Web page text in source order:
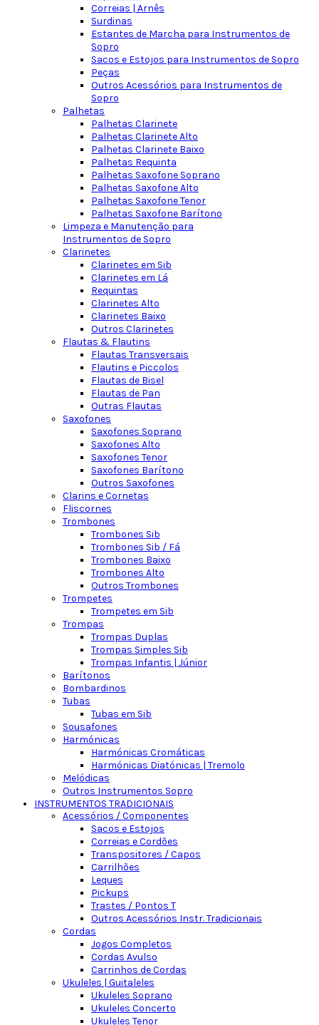
Correias | Arnês
Surdinas
Estantes de Marcha para Instrumentos de
Sopro
Sacos e Estojos para Instrumentos de Sopro
Peças
Outros Acessórios para Instrumentos de
Sopro
Palhetas
Palhetas Clarinete
Palhetas Clarinete Alto
Palhetas Clarinete Baixo
Palhetas Requinta
Palhetas Saxofone Soprano
Palhetas Saxofone Alto
Palhetas Saxofone Tenor
Palhetas Saxofone Barítono
Limpeza e Manutenção para
Instrumentos de Sopro
Clarinetes
Clarinetes em Sib
Clarinetes em Lá
Requintas
Clarinetes Alto
Clarinetes Baixo
Outros Clarinetes
Flautas & Flautins
Flautas Transversais
Flautins e Piccolos
Flautas de Bisel
Flautas de Pan
Outras Flautas
Saxofones
Saxofones Soprano
Saxofones Alto
Saxofones Tenor
Saxofones Barítono
Outros Saxofones
Clarins e Cornetas
Fliscornes
Trombones
Trombones Sib
Trombones Sib / Fá
Trombones Baixo
Trombones Alto
Outros Trombones
Trompetes
Trompetes em Sib
Trompas
Trompas Duplas
Trompas Simples Sib
Trompas Infantis | Júnior
Barítonos
Bombardinos
Tubas
Tubas em Sib
Sousafones
Harmónicas
Harmónicas Cromáticas
Harmónicas Diatónicas | Tremolo
Melódicas
Outros Instrumentos Sopro
INSTRUMENTOS TRADICIONAIS
Acessórios / Componentes
Sacos e Estojos
Correias e Cordões
Transpositores / Capos
Carrilhões
Leques
Pickups
Trastes / Pontos T
Outros Acessórios Instr. Tradicionais
Cordas
Jogos Completos
Cordas Avulso
Carrinhos de Cordas
Ukuleles | Guitaleles
Ukuleles Soprano
Ukuleles Concerto
Ukuleles Tenor